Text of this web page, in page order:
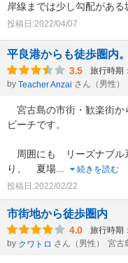
岸線までは少し勾配がある
投稿日:2022/04/07
平良港からも徒歩圏内。
3.5 旅行時期
by Teacher Anzai さん（男性）
宮古島の市街・歓楽街
ビーチです。
周囲にも リーズナブル
り、 夏場...
続きを読む
投稿日:2022/02/22
市街地から徒歩圏内
4.0 旅行時期
by クワトロ さん（男性） 宮古